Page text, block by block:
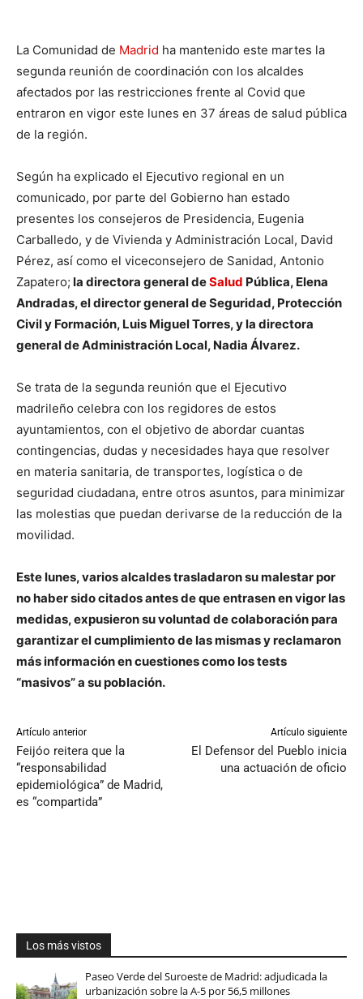
La Comunidad de Madrid ha mantenido este martes la
segunda reunión de coordinación con los alcaldes
afectados por las restricciones frente al Covid que
entraron en vigor este lunes en 37 áreas de salud pública
de la región.
Según ha explicado el Ejecutivo regional en un
comunicado, por parte del Gobierno han estado
presentes los consejeros de Presidencia, Eugenia
Carballedo, y de Vivienda y Administración Local, David
Pérez, así como el viceconsejero de Sanidad, Antonio
Zapatero; la directora general deSalud Pública, Elena
Andradas, el director general de Seguridad, Protección
Civil y Formación, Luis Miguel Torres, y la directora
general de Administración Local, Nadia Álvarez.
Se trata de la segunda reunión que el Ejecutivo
madrileño celebra con los regidores de estos
ayuntamientos, con el objetivo de abordar cuantas
contingencias, dudas y necesidades haya que resolver
en materia sanitaria, de transportes, logística o de
seguridad ciudadana, entre otros asuntos, para minimizar
las molestias que puedan derivarse de la reducción de la
movilidad.
Este lunes, varios alcaldes trasladaron su malestar por
no haber sido citados antes de que entrasen en vigor las
medidas, expusieron su voluntad de colaboración para
garantizar el cumplimiento de las mismas y reclamaron
más información en cuestiones como los tests
“masivos” a su población.
Artículo anterior
Feijóo reitera que la
“responsabilidad
epidemiológica” de Madrid,
es “compartida”
Artículo siguiente
El Defensor del Pueblo inicia
una actuación de oficio
Los más vistos
Paseo Verde del Suroeste de Madrid: adjudicada la
urbanización sobre la A-5 por 56,5 millones